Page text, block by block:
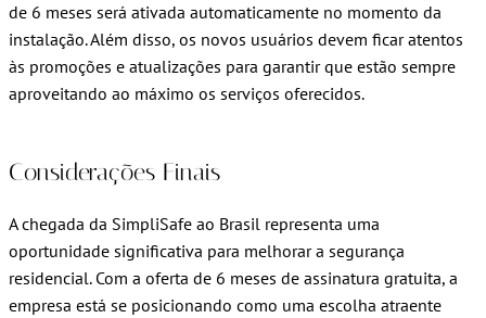
de 6 meses será ativada automaticamente no momento da
instalação. Além disso, os novos usuários devem ficar atentos
às promoções e atualizações para garantir que estão sempre
aproveitando ao máximo os serviços oferecidos.
Considerações Finais
A chegada da SimpliSafe ao Brasil representa uma
oportunidade significativa para melhorar a segurança
residencial. Com a oferta de 6 meses de assinatura gratuita, a
empresa está se posicionando como uma escolha atraente